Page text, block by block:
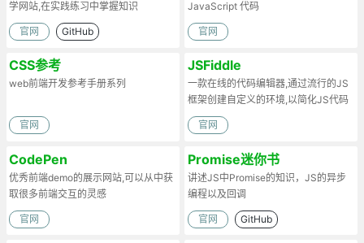
学网站,在实践练习中掌握知识
官网 GitHub
JavaScript 代码
官网
CSS参考
web前端开发参考手册系列
官网
JSFiddle
一款在线的代码编辑器,通过流行的JS
框架创建自定义的环境,以简化JS代码
官网
CodePen
优秀前端demo的展示网站,可以从中获
取很多前端交互的灵感
官网
Promise迷你书
讲述JS中Promise的知识，JS的异步
编程以及回调
官网 GitHub